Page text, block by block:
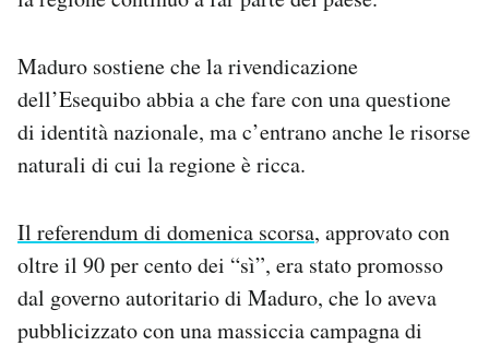
Maduro sostiene che la rivendicazione
dell’Esequibo abbia a che fare con una questione
di identità nazionale, ma c’entrano anche le risorse
naturali di cui la regione è ricca.
Il referendum di domenica scorsa, approvato con
oltre il 90 per cento dei “sì”, era stato promosso
dal governo autoritario di Maduro, che lo aveva
pubblicizzato con una massiccia campagna di